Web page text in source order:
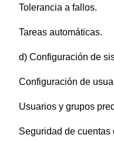
Tolerancia a fallos.
Tareas automáticas.
d) Configuración de
Configuración de
Usuarios y grupos
Seguridad de cuentas